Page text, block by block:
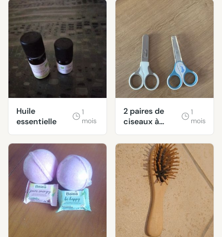
Huile
essentielle
1
mois
2 paires de
ciseaux à
ongles pour
bébé
1
mois